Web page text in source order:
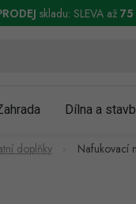
Podmínky ochrany
skladu: SLEVA až 75
Dílna a
doplňky Nafukovací